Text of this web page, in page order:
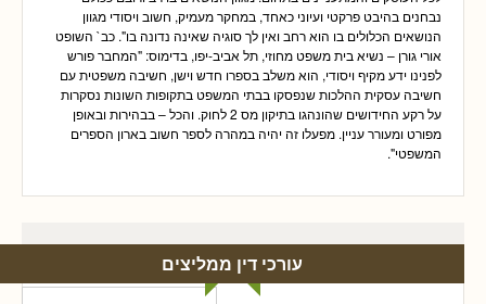
נבחנים בהיבט פרקטי ועיוני כאחד, במחקר מעמיק, חשוב ויסודי מגוון
הנושאים הכלולים בו הוא רחב ואין לך סוגיה שאינה נדונה בו". כב` השופט
אורי גורן – נשיא בית משפט מחוזי, תל אביב-יפו, בדימוס: "המחבר פורש
לפנינו ידע מקיף ויסודי, הוא משלב בספרו חדש וישן, חשיבה משפטית עם
חשיבה עסקית ההלכות שנפסקו בבתי המשפט בתקופות השונות נסקרות
על רקע החידושים שהונהגו בתיקון מס 2 לחוק. והכל – בבהירות ובאופן
מפורט ומעורר עניין. מפעלו זה יהיה במהרה לספר חשוב בארון הספרים
המשפטי".
עורכי דין ממליצים